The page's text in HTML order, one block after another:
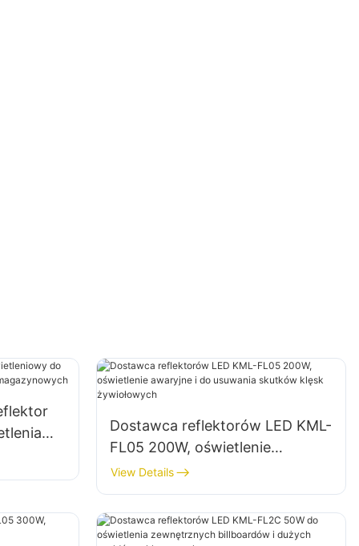
Dostawca reflektorów LED KML-
FL05 200W, oświetlenie
awaryjne i do usuwania skutków
klęsk żywiołowych
View Details